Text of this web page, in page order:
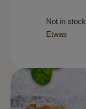
Not in stock
Etwas